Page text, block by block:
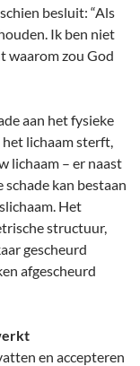
besluit: “Als
Ik ben niet
waarom zou God
aan het fysieke
lichaam sterft,
lichaam – er naast
schade kan bestaan
Het
structuur,
gescheurd
afgescheurd
en accepteren